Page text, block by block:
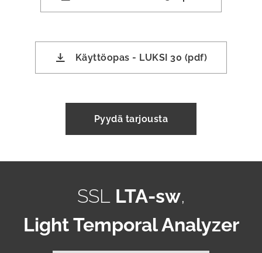
Käyttöopas - LUKSI 30 (pdf)
Pyydä tarjousta
SSL LTA-sw,
Light Temporal Analyzer